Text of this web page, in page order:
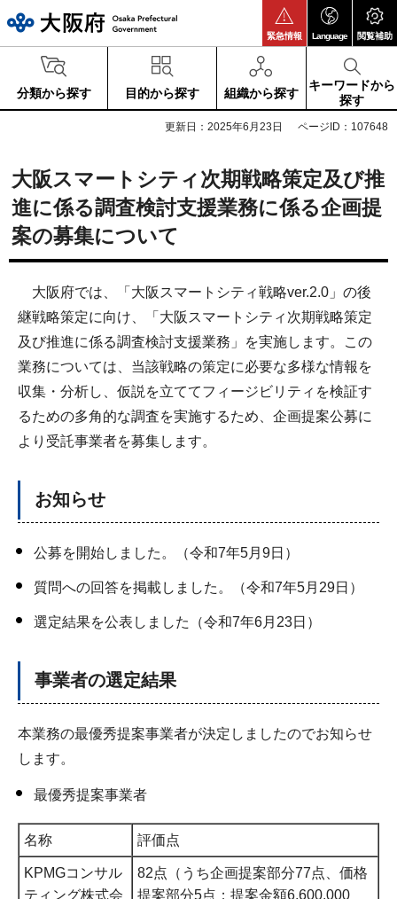
緊急情報 Language 閲覧補助
分類から探す 目的から探す 組織から探す
キーワードから
探す
更新日：2025年6月23日 ページID：107648
大阪スマートシティ次期戦略策定及び推
進に係る調査検討支援業務に係る企画提
案の募集について
大阪府では、「大阪スマートシティ戦略ver.2.0」の後
継戦略策定に向け、「大阪スマートシティ次期戦略策定
及び推進に係る調査検討支援業務」を実施します。この
業務については、当該戦略の策定に必要な多様な情報を
収集・分析し、仮説を立ててフィージビリティを検証す
るための多角的な調査を実施するため、企画提案公募に
より受託事業者を募集します。
お知らせ
公募を開始しました。（令和7年5月9日）
質問への回答を掲載しました。（令和7年5月29日）
選定結果を公表しました（令和7年6月23日）
事業者の選定結果
本業務の最優秀提案事業者が決定しましたのでお知らせ
します。
最優秀提案事業者
名称 評価点
KPMGコンサル
ティング株式会
82点（うち企画提案部分77点、価格
提案部分5点；提案金額6,600,000